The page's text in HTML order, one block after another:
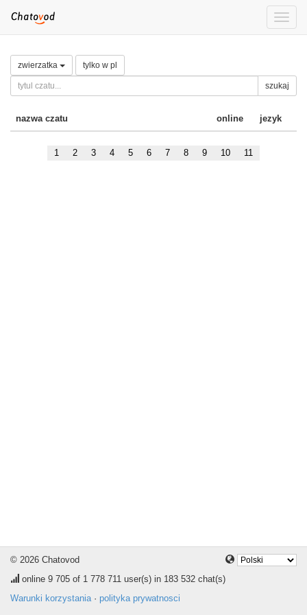
Toggle
zwierzatka tylko w pl
szukaj
nazwa czatu online jezyk
1 2 3 4 5 6 7 8 9 10 11
© 2026 Chatovod
online 9 705 of 1 778 711 user(s) in 183 532 chat(s)
Warunki korzystania· polityka prywatnosci